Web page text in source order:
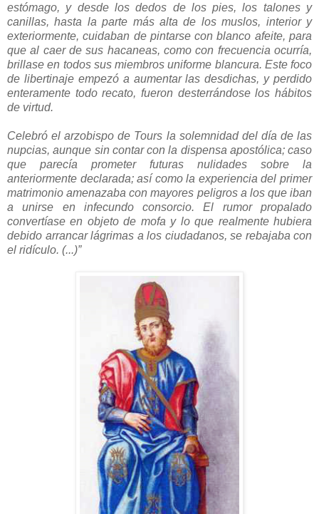
estómago, y desde los dedos de los pies, los talones y
canillas, hasta la parte más alta de los muslos, interior y
exteriormente, cuidaban de pintarse con blanco afeite, para
que al caer de sus hacaneas, como con frecuencia ocurría,
brillase en todos sus miembros uniforme blancura. Este foco
de libertinaje empezó a aumentar las desdichas, y perdido
enteramente todo recato, fueron desterrándose los hábitos
de virtud.
Celebró el arzobispo de Tours la solemnidad del día de las
nupcias, aunque sin contar con la dispensa apostólica; caso
que parecía prometer futuras nulidades sobre la
anteriormente declarada; así como la experiencia del primer
matrimonio amenazaba con mayores peligros a los que iban
a unirse en infecundo consorcio. El rumor propalado
convertíase en objeto de mofa y lo que realmente hubiera
debido arrancar lágrimas a los ciudadanos, se rebajaba con
el ridículo. (...)”